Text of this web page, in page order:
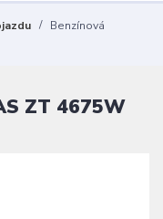
Benzínová
ZT 4675W